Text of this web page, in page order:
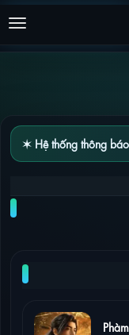
Menu
✶ Hệ thống thông
DANH SÁCH PHIM
NỔI BẬT